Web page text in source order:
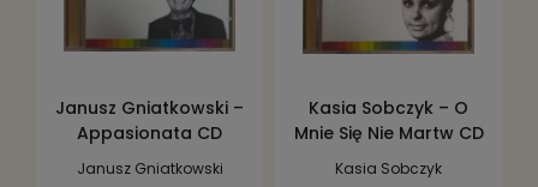
Janusz Gniatkowski –
Appasionata CD
Janusz Gniatkowski
Kasia Sobczyk – O
Mnie Się Nie Martw CD
Kasia Sobczyk